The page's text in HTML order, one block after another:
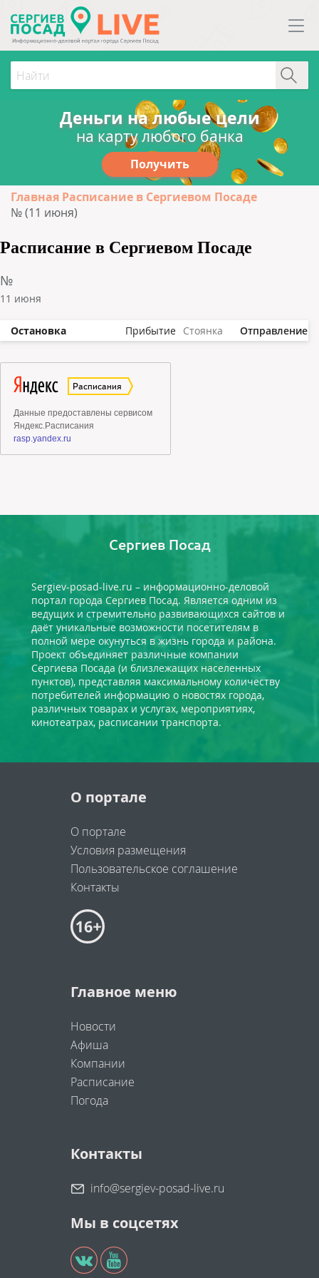
Деньги на любые цели
на карту любого банка
Получить
Главная Расписание в Сергиевом Посаде
№ (11 июня)
Расписание в Сергиевом Посаде
№
11 июня
Остановка Прибытие Стоянка Отправление
Сергиев Посад
Sergiev-posad-live.ru – информационно-деловой
портал города Сергиев Посад. Является одним из
ведущих и стремительно развивающихся сайтов и
даёт уникальные возможности посетителям в
полной мере окунуться в жизнь города и района.
Проект объединяет различные компании
Сергиева Посада (и близлежащих населенных
пунктов), представляя максимальному количеству
потребителей информацию о новостях города,
различных товарах и услугах, мероприятиях,
кинотеатрах, расписании транспорта.
О портале
О портале
Условия размещения
Пользовательское соглашение
Контакты
Главное меню
Новости
Афиша
Компании
Расписание
Погода
Контакты
info@sergiev-posad-live.ru
Мы в соцсетях